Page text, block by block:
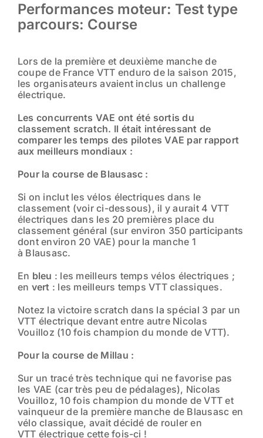
Performances moteur: Test type
parcours: Course
Lors de la première et deuxième manche de
coupe de France VTT enduro de la saison 2015,
les organisateurs avaient inclus un challenge
électrique.
Les concurrents VAE ont été sortis du
classement scratch. Il était intéressant de
comparer les temps des pilotes VAE par rapport
aux meilleurs mondiaux :
Pour la course de Blausasc :
Si on inclut les vélos électriques dans le
classement (voir ci-dessous), il y aurait 4 VTT
électriques dans les 20 premières place du
classement général (sur environ 350 participants
dont environ 20 VAE) pour la manche 1
à Blausasc.
En bleu : les meilleurs temps vélos électriques ;
en vert : les meilleurs temps VTT classiques.
Notez la victoire scratch dans la spécial 3 par un
VTT électrique devant entre autre Nicolas
Vouilloz (10 fois champion du monde de VTT).
Pour la course de Millau :
Sur un tracé très technique qui ne favorise pas
les VAE (car très peu de pédalages), Nicolas
Vouilloz, 10 fois champion du monde de VTT et
vainqueur de la première manche de Blausasc en
vélo classique, avait décidé de rouler en
VTT électrique cette fois-ci !